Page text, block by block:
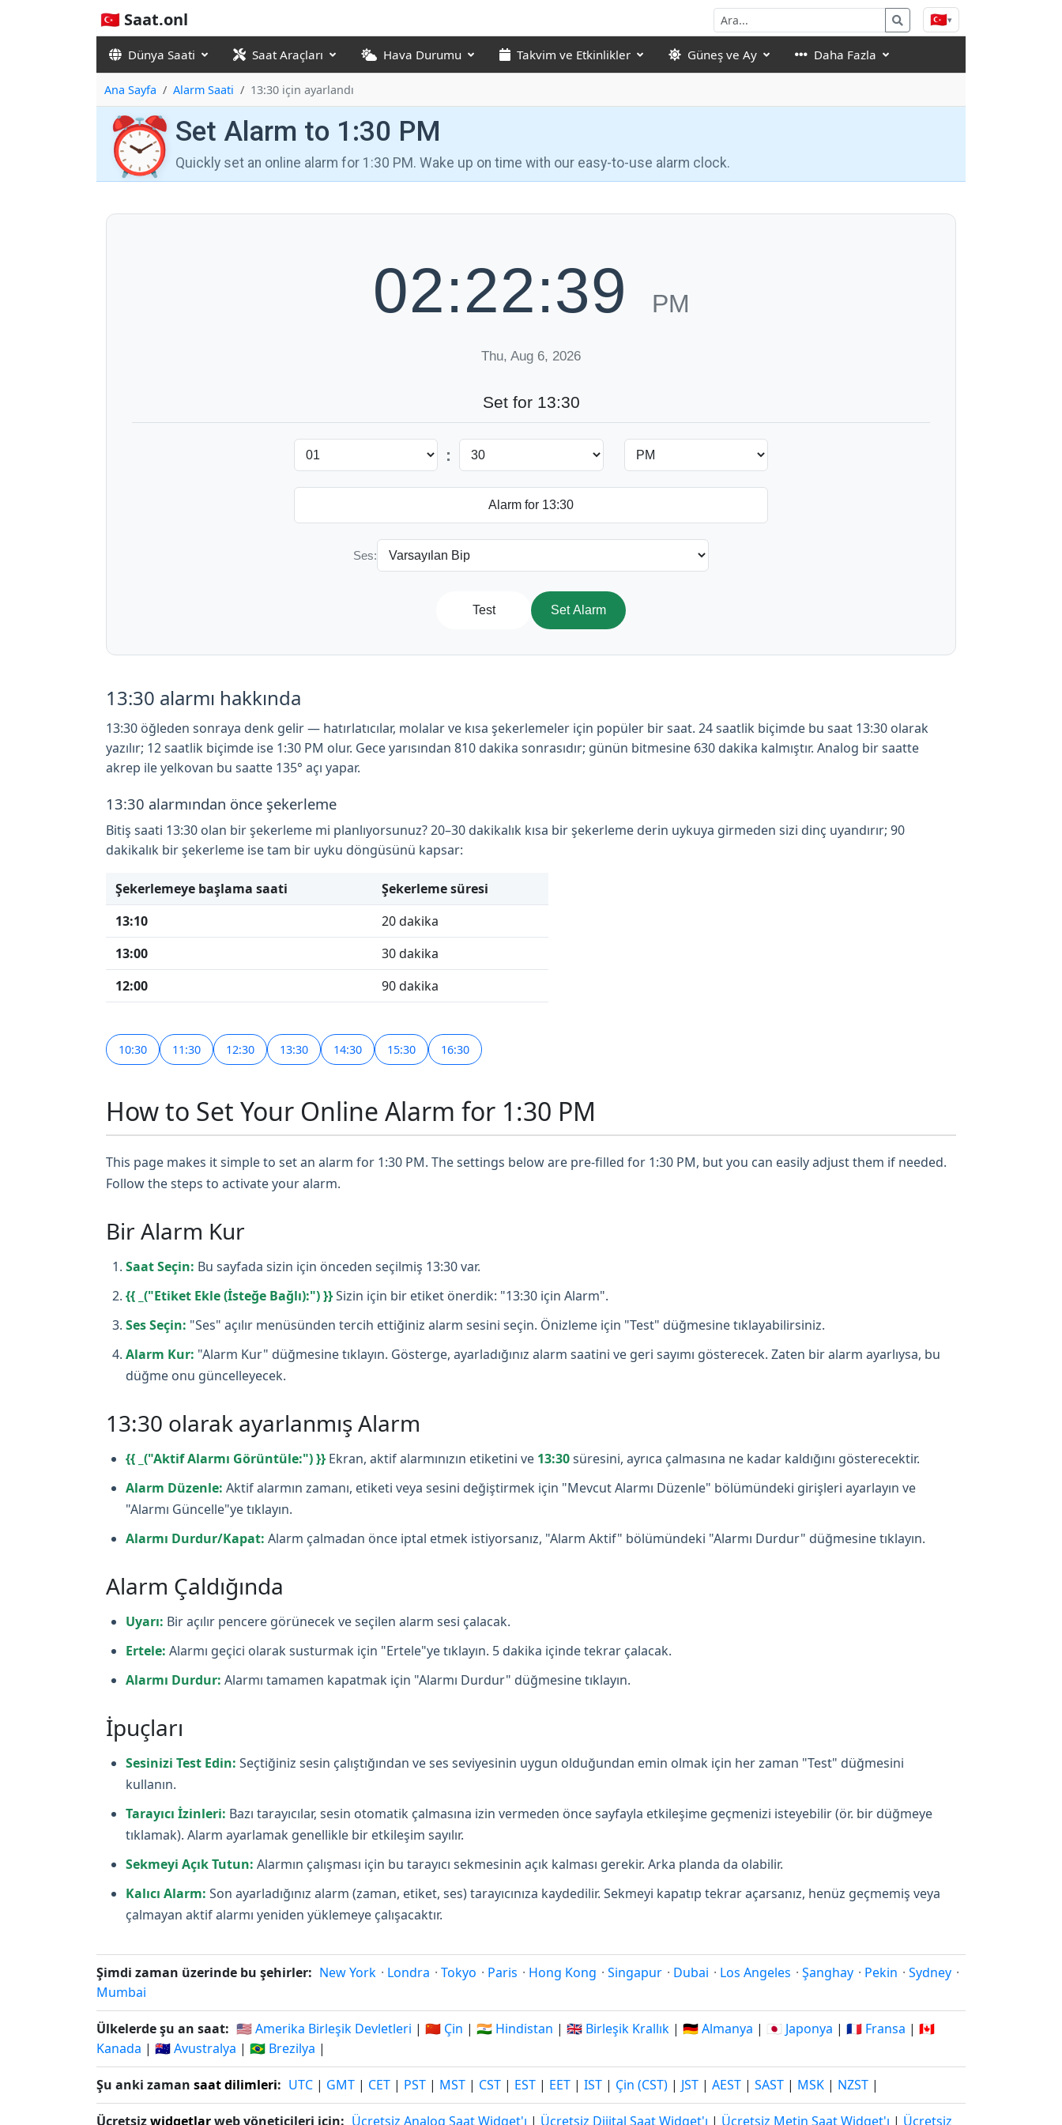
🇹🇷 Saat.onl 🇹🇷▾
Dünya Saati Saat Araçları Hava Durumu Takvim ve Etkinlikler Güneş ve Ay Daha Fazla
Ana Sayfa Alarm Saati 13:30 için ayarlandı
⏰ Set Alarm to 1:30 PM
Quickly set an online alarm for 1:30 PM. Wake up on time with our easy-to-use alarm clock.
02:22:40 PM
Thu, Aug 6, 2026
Set for 13:30
:
Ses:
Test Set Alarm
13:30 alarmı hakkında
13:30 öğleden sonraya denk gelir — hatırlatıcılar, molalar ve kısa şekerlemeler için popüler bir saat. 24 saatlik biçimde bu saat 13:30 olarak
yazılır; 12 saatlik biçimde ise 1:30 PM olur. Gece yarısından 810 dakika sonrasıdır; günün bitmesine 630 dakika kalmıştır. Analog bir saatte
akrep ile yelkovan bu saatte 135° açı yapar.
13:30 alarmından önce şekerleme
Bitiş saati 13:30 olan bir şekerleme mi planlıyorsunuz? 20–30 dakikalık kısa bir şekerleme derin uykuya girmeden sizi dinç uyandırır; 90
dakikalık bir şekerleme ise tam bir uyku döngüsünü kapsar:
Şekerlemeye başlama saati
Şekerleme süresi
13:10
20 dakika
13:00
30 dakika
12:00
90 dakika
10:30 11:30 12:30 13:30 14:30 15:30 16:30
How to Set Your Online Alarm for 1:30 PM
This page makes it simple to set an alarm for 1:30 PM. The settings below are pre-filled for 1:30 PM, but you can easily adjust them if needed.
Follow the steps to activate your alarm.
Bir Alarm Kur
Saat Seçin: Bu sayfada sizin için önceden seçilmiş 13:30 var.
{{ _("Etiket Ekle (İsteğe Bağlı):") }}Sizin için bir etiket önerdik: "13:30 için Alarm".
Ses Seçin: "Ses" açılır menüsünden tercih ettiğiniz alarm sesini seçin. Önizleme için "Test" düğmesine tıklayabilirsiniz.
Alarm Kur: "Alarm Kur" düğmesine tıklayın. Gösterge, ayarladığınız alarm saatini ve geri sayımı gösterecek. Zaten bir alarm ayarlıysa, bu
düğme onu güncelleyecek.
13:30 olarak ayarlanmış Alarm
{{ _("Aktif Alarmı Görüntüle:") }} Ekran, aktif alarmınızın etiketini ve 13:30süresini, ayrıca çalmasına ne kadar kaldığını gösterecektir.
Alarm Düzenle: Aktif alarmın zamanı, etiketi veya sesini değiştirmek için "Mevcut Alarmı Düzenle" bölümündeki girişleri ayarlayın ve
"Alarmı Güncelle"ye tıklayın.
Alarmı Durdur/Kapat: Alarm çalmadan önce iptal etmek istiyorsanız, "Alarm Aktif" bölümündeki "Alarmı Durdur" düğmesine tıklayın.
Alarm Çaldığında
Uyarı: Bir açılır pencere görünecek ve seçilen alarm sesi çalacak.
Ertele: Alarmı geçici olarak susturmak için "Ertele"ye tıklayın. 5 dakika içinde tekrar çalacak.
Alarmı Durdur: Alarmı tamamen kapatmak için "Alarmı Durdur" düğmesine tıklayın.
İpuçları
Sesinizi Test Edin: Seçtiğiniz sesin çalıştığından ve ses seviyesinin uygun olduğundan emin olmak için her zaman "Test" düğmesini
kullanın.
Tarayıcı İzinleri: Bazı tarayıcılar, sesin otomatik çalmasına izin vermeden önce sayfayla etkileşime geçmenizi isteyebilir (ör. bir düğmeye
tıklamak). Alarm ayarlamak genellikle bir etkileşim sayılır.
Sekmeyi Açık Tutun: Alarmın çalışması için bu tarayıcı sekmesinin açık kalması gerekir. Arka planda da olabilir.
Kalıcı Alarm: Son ayarladığınız alarm (zaman, etiket, ses) tarayıcınıza kaydedilir. Sekmeyi kapatıp tekrar açarsanız, henüz geçmemiş veya
çalmayan aktif alarmı yeniden yüklemeye çalışacaktır.
Şimdi zaman üzerinde bu şehirler: New York · Londra · Tokyo · Paris · Hong Kong · Singapur · Dubai · Los Angeles · Şanghay · Pekin · Sydney ·
Mumbai
Ülkelerde şu an saat: 🇺🇸 Amerika Birleşik Devletleri | 🇨🇳 Çin | 🇮🇳 Hindistan | 🇬🇧 Birleşik Krallık | 🇩🇪 Almanya | 🇯🇵 Japonya | 🇫🇷 Fransa | 🇨🇦
Kanada | 🇦🇺 Avustralya | 🇧🇷 Brezilya |
Şu anki zaman saat dilimleri: UTC | GMT | CET | PST | MST | CST | EST | EET | IST | Çin (CST) | JST | AEST | SAST | MSK | NZST |
Ücretsizwidgetlarweb yöneticileri için: Ücretsiz Analog Saat Widget'ı | Ücretsiz Dijital Saat Widget'ı | Ücretsiz Metin Saat Widget'ı | Ücretsiz